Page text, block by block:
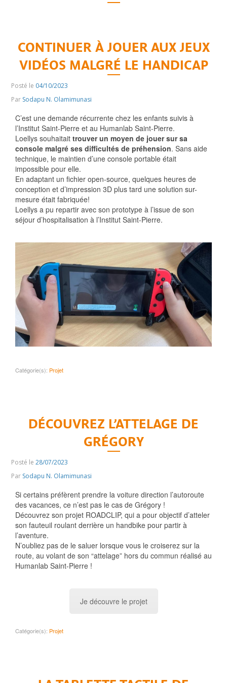
CONTINUER À JOUER AUX JEUX
VIDÉOS MALGRÉ LE HANDICAP
Posté le 04/10/2023
Par Sodapu N. Olamimunasi
C’est une demande récurrente chez les enfants suivis à
l’Institut Saint-Pierre et au Humanlab Saint-Pierre.
Loellys souhaitait trouver un moyen de jouer sur sa
console malgré ses difficultés de préhension. Sans aide
technique, le maintien d’une console portable était
impossible pour elle.
En adaptant un fichier open-source, quelques heures de
conception et d’impression 3D plus tard une solution sur-
mesure était fabriquée!
Loellys a pu repartir avec son prototype à l’issue de son
séjour d’hospitalisation à l’Institut Saint-Pierre.
Catégorie(s): Projet
DÉCOUVREZ L’ATTELAGE DE
GRÉGORY
Posté le 28/07/2023
Par Sodapu N. Olamimunasi
Si certains préfèrent prendre la voiture direction l’autoroute
des vacances, ce n’est pas le cas de Grégory !
Découvrez son projet ROADCLIP, qui a pour objectif d’atteler
son fauteuil roulant derrière un handbike pour partir à
l’aventure.
N’oubliez pas de le saluer lorsque vous le croiserez sur la
route, au volant de son “attelage” hors du commun réalisé au
Humanlab Saint-Pierre !
Je découvre le projet
Catégorie(s): Projet